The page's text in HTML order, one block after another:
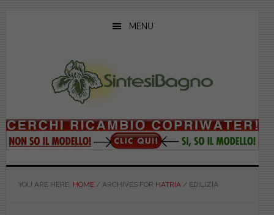
MENU
YOU ARE HERE: HOME /ARCHIVES FOR HATRIA /EDILIZIA